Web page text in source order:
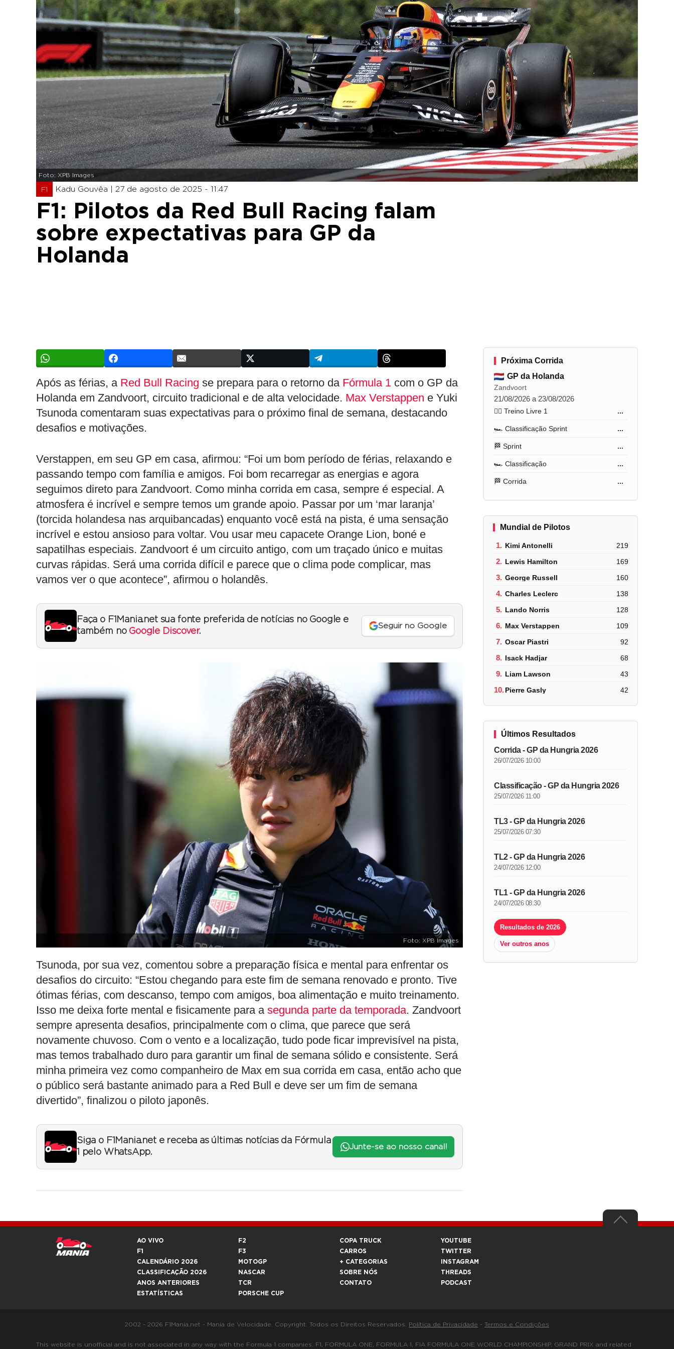
Foto: XPB Images
F1 Kadu Gouvêa | 27 de agosto de 2025 - 11:47
F1: Pilotos da Red Bull Racing falam
sobre expectativas para GP da
Holanda
Após as férias, a Red Bull Racing se prepara para o retorno da Fórmula 1 com o GP da
Holanda em Zandvoort, circuito tradicional e de alta velocidade. Max Verstappen e Yuki
Tsunoda comentaram suas expectativas para o próximo final de semana, destacando
desafios e motivações.
Verstappen, em seu GP em casa, afirmou: “Foi um bom período de férias, relaxando e
passando tempo com família e amigos. Foi bom recarregar as energias e agora
seguimos direto para Zandvoort. Como minha corrida em casa, sempre é especial. A
atmosfera é incrível e sempre temos um grande apoio. Passar por um ‘mar laranja’
(torcida holandesa nas arquibancadas) enquanto você está na pista, é uma sensação
incrível e estou ansioso para voltar. Vou usar meu capacete Orange Lion, boné e
sapatilhas especiais. Zandvoort é um circuito antigo, com um traçado único e muitas
curvas rápidas. Será uma corrida difícil e parece que o clima pode complicar, mas
vamos ver o que acontece”, afirmou o holandês.
Faça o F1Mania.net sua fonte preferida de notícias no Google e
também no Google Discover.
Seguir no Google
Foto: XPB Images
Tsunoda, por sua vez, comentou sobre a preparação física e mental para enfrentar os
desafios do circuito: “Estou chegando para este fim de semana renovado e pronto. Tive
ótimas férias, com descanso, tempo com amigos, boa alimentação e muito treinamento.
Isso me deixa forte mental e fisicamente para a segunda parte da temporada. Zandvoort
sempre apresenta desafios, principalmente com o clima, que parece que será
novamente chuvoso. Com o vento e a localização, tudo pode ficar imprevisível na pista,
mas temos trabalhado duro para garantir um final de semana sólido e consistente. Será
minha primeira vez como companheiro de Max em sua corrida em casa, então acho que
o público será bastante animado para a Red Bull e deve ser um fim de semana
divertido”, finalizou o piloto japonês.
Siga o F1Mania.net e receba as últimas notícias da Fórmula
1 pelo WhatsApp.
Junte-se ao nosso canal!
Próxima Corrida
GP da Holanda
Zandvoort
21/08/2026 a 23/08/2026
🏋️‍♂️ Treino Livre 1 ...
🏎️ Classificação Sprint ...
🏁 Sprint ...
🏎️ Classificação ...
🏁 Corrida ...
Mundial de Pilotos
1. Kimi Antonelli 219
2. Lewis Hamilton 169
3. George Russell 160
4. Charles Leclerc 138
5. Lando Norris 128
6. Max Verstappen 109
7. Oscar Piastri 92
8. Isack Hadjar 68
9. Liam Lawson 43
10.Pierre Gasly 42
Últimos Resultados
Corrida - GP da Hungria 2026
26/07/2026 10:00
Classificação - GP da Hungria 2026
25/07/2026 11:00
TL3 - GP da Hungria 2026
25/07/2026 07:30
TL2 - GP da Hungria 2026
24/07/2026 12:00
TL1 - GP da Hungria 2026
24/07/2026 08:30
Resultados de 2026
Ver outros anos
AO VIVO
F1
CALENDÁRIO 2026
CLASSIFICAÇÃO 2026
ANOS ANTERIORES
ESTATÍSTICAS
F2
F3
MOTOGP
NASCAR
TCR
PORSCHE CUP
COPA TRUCK
CARROS
+ CATEGORIAS
SOBRE NÓS
CONTATO
YOUTUBE
TWITTER
INSTAGRAM
THREADS
PODCAST
2002 - 2026 F1Mania.net - Mania de Velocidade. Copyright. Todos os Direitos Reservados. Política de Privacidade - Termos e Condições
This website is unofficial and is not associated in any way with the Formula 1 companies. F1, FORMULA ONE, FORMULA 1, FIA FORMULA ONE WORLD CHAMPIONSHIP, GRAND PRIX and related